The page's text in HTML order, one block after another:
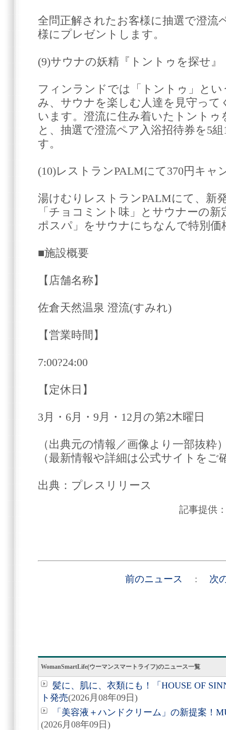
全問正解されたお客様に抽選で澄流
様にプレゼントします。
(9)サウナの妖精『トントゥを探せ』
フィンランドでは「トントゥ」と
み、サウナを楽しむ人達を見守っ
います。澄流に住み着いたトントゥ
と、抽選で澄流ペア入浴招待券を5
す。
(10)レストランPALMにて370円キャ
湯けむりレストランPALMにて、新
「チョコミント味」とサウナーの
ポスパ」をサウナにちなんで特別価
■施設概要
【店舗名称】
佐倉天然温泉 澄流(すみれ)
【営業時間】
7:00?24:00
【定休日】
3月・6月・9月・12月の第2木曜日
（出典元の情報／画像より一部抜粋
（最新情報や詳細は公式サイトをご
出典：プレスリリース
記事提供
前のニュース : 次
WomanSmartLife(ウーマンスマートライフ)のニュース一覧
髪に、肌に、衣類にも！「HOUSE OF
ト発売(2026月08年09日)
「美容液＋ハンドクリーム」の新提案！
(2026月08年09日)